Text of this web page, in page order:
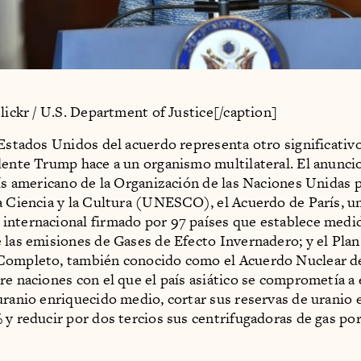
/ U.S. Department of Justice[/caption]
Unidos del acuerdo representa otro
Trump hace a un organismo multilateral. El
americano de la Organización de las Naciones Unidas
Ciencia y la Cultura (UNESCO), el Acuerdo de París,
firmado por 97 países que establece
emisiones de Gases de Efecto Invernadero; y el
también conocido como el Acuerdo Nuclear
naciones con el que el país asiático se comprometía
enriquecido medio, cortar sus reservas de uranio
y reducir por dos tercios sus centrifugadoras de gas